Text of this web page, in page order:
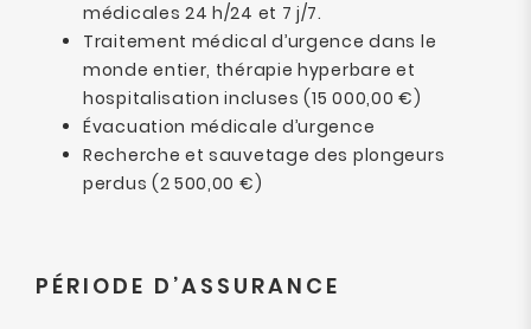
médicales 24 h/24 et 7 j/7.
Traitement médical d’urgence dans le
monde entier, thérapie hyperbare et
hospitalisation incluses (15 000,00 €)
Évacuation médicale d’urgence
Recherche et sauvetage des plongeurs
perdus (2 500,00 €)
PÉRIODE D’ASSURANCE